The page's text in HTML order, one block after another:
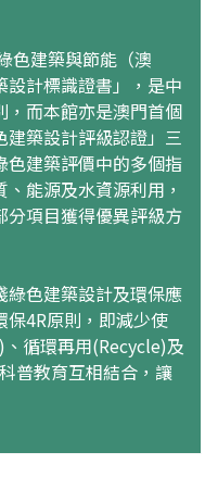
色建築與節能（澳
設計標識證書」，是中
，而本館亦是澳門首個
築設計評級認證」三
色建築評價中的多個指
能源及水資源利用，
分項目獲得優異評級方
綠色建築設計及環保應
保4R原則，即減少使
循環再用(Recycle)及
普教育互相結合，讓